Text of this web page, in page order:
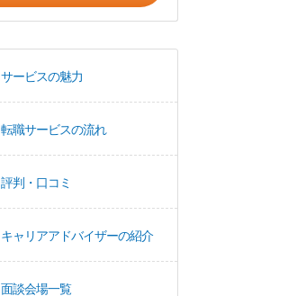
サービスの魅力
転職サービスの流れ
評判・口コミ
キャリアアドバイザーの紹介
面談会場一覧